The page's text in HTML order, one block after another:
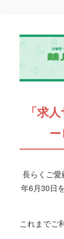
「求
長らくご
年6月30日
これまでご